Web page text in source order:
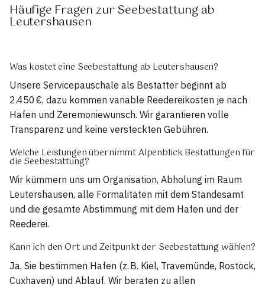
Häufige Fragen zur Seebestattung ab
Leutershausen
Was kostet eine Seebestattung ab Leutershausen?
Unsere Servicepauschale als Bestatter beginnt ab
2.450 €, dazu kommen variable Reedereikosten je nach
Hafen und Zeremoniewunsch. Wir garantieren volle
Transparenz und keine versteckten Gebühren.
Welche Leistungen übernimmt Alpenblick Bestattungen für
die Seebestattung?
Wir kümmern uns um Organisation, Abholung im Raum
Leutershausen, alle Formalitäten mit dem Standesamt
und die gesamte Abstimmung mit dem Hafen und der
Reederei.
Kann ich den Ort und Zeitpunkt der Seebestattung wählen?
Ja, Sie bestimmen Hafen (z. B. Kiel, Travemünde, Rostock,
Cuxhaven) und Ablauf. Wir beraten zu allen